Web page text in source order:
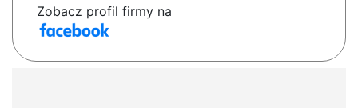
Zobacz profil firmy na